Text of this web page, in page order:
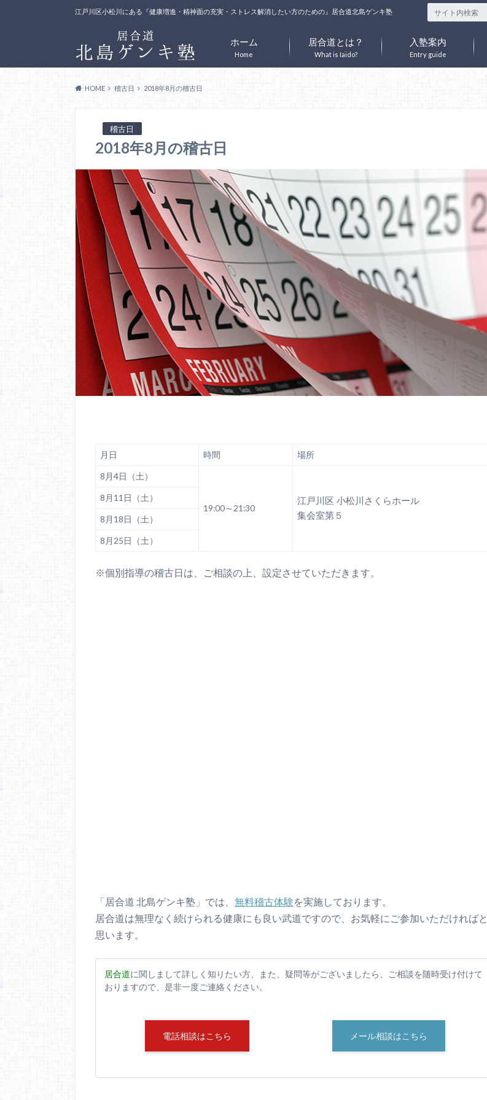
江戸川区小松川にある『健康増進・精神面の充実・ストレス解消したい方のための』居合道北島ゲンキ塾
Home
ホーム
What is Iaido?
居合道とは？
Entry guide
入塾案内
HOME 稽古日 2018年8月の稽古日
稽古日
2018年8月の稽古日
月日 時間 場所
8月4日（土）
19:00～21:30
江戸川区 小松川さくらホール
集会室第５
8月11日（土）
8月18日（土）
8月25日（土）
※個別指導の稽古日は、ご相談の上、設定させていただきます。
「居合道 北島ゲンキ塾」では、 無料稽古体験を実施しております。
居合道は無理なく続けられる健康にも良い武道ですので、お気軽にご参加いただければと
思います。
居合道に関しまして詳しく知りたい方、また、疑問等がございましたら、ご相談を随時受け付けて
おりますので、是非一度ご連絡ください。
電話相談はこちら メール相談はこちら